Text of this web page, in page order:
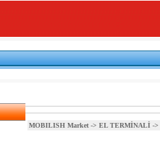
MOBILISH Market -> EL TERMİNALİ ->